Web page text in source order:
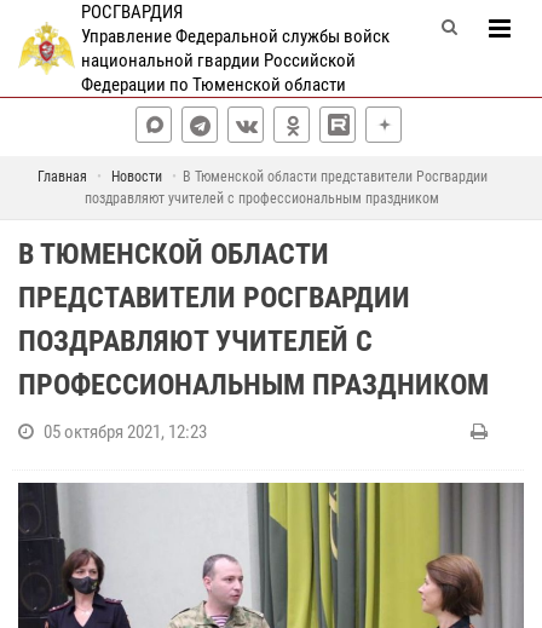
РОСГВАРДИЯ
Управление Федеральной службы войск
национальной гвардии Российской
Федерации по Тюменской области
Главная Новости
В Тюменской области представители Росгвардии
поздравляют учителей с профессиональным праздником
В ТЮМЕНСКОЙ ОБЛАСТИ
ПРЕДСТАВИТЕЛИ РОСГВАРДИИ
ПОЗДРАВЛЯЮТ УЧИТЕЛЕЙ С
ПРОФЕССИОНАЛЬНЫМ ПРАЗДНИКОМ
05 октября 2021, 12:23